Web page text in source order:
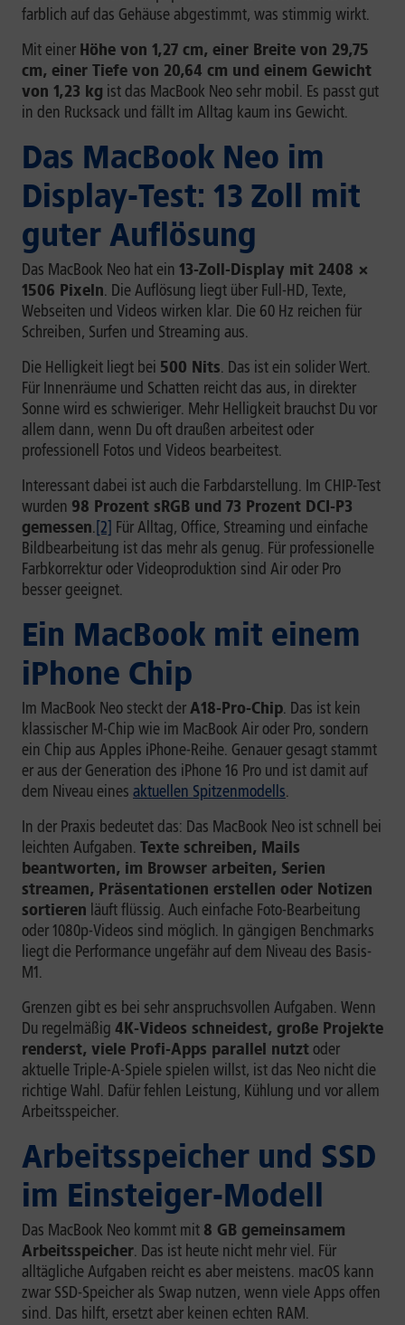
farblich auf das Gehäuse abgestimmt, was stimmig wirkt.
Mit einer Höhe von 1,27 cm, einer Breite von 29,75
cm, einer Tiefe von 20,64 cm und einem Gewicht
von 1,23 kg ist das MacBook Neo sehr mobil. Es passt gut
in den Rucksack und fällt im Alltag kaum ins Gewicht.
Das MacBook Neo im
Display-Test: 13 Zoll mit
guter Auflösung
Das MacBook Neo hat ein 13-Zoll-Display mit 2408 ×
1506 Pixeln. Die Auflösung liegt über Full-HD, Texte,
Webseiten und Videos wirken klar. Die 60 Hz reichen für
Schreiben, Surfen und Streaming aus.
Die Helligkeit liegt bei 500 Nits. Das ist ein solider Wert.
Für Innenräume und Schatten reicht das aus, in direkter
Sonne wird es schwieriger. Mehr Helligkeit brauchst Du vor
allem dann, wenn Du oft draußen arbeitest oder
professionell Fotos und Videos bearbeitest.
Interessant dabei ist auch die Farbdarstellung. Im CHIP-Test
wurden 98 Prozent sRGB und 73 Prozent DCI-P3
gemessen.[2] Für Alltag, Office, Streaming und einfache
Bildbearbeitung ist das mehr als genug. Für professionelle
Farbkorrektur oder Videoproduktion sind Air oder Pro
besser geeignet.
Ein MacBook mit einem
iPhone Chip
Im MacBook Neo steckt derA18-Pro-Chip. Das ist kein
klassischer M-Chip wie im MacBook Air oder Pro, sondern
ein Chip aus Apples iPhone-Reihe. Genauer gesagt stammt
er aus der Generation des iPhone 16 Pro und ist damit auf
dem Niveau eines aktuellen Spitzenmodells.
In der Praxis bedeutet das: Das MacBook Neo ist schnell bei
leichten Aufgaben. Texte schreiben, Mails
beantworten, im Browser arbeiten, Serien
streamen, Präsentationen erstellen oder Notizen
sortieren läuft flüssig. Auch einfache Foto-Bearbeitung
oder 1080p-Videos sind möglich. In gängigen Benchmarks
liegt die Performance ungefähr auf dem Niveau des Basis-
M1.
Grenzen gibt es bei sehr anspruchsvollen Aufgaben. Wenn
Du regelmäßig 4K-Videos schneidest, große Projekte
renderst, viele Profi-Apps parallel nutztoder
aktuelle Triple-A-Spiele spielen willst, ist das Neo nicht die
richtige Wahl. Dafür fehlen Leistung, Kühlung und vor allem
Arbeitsspeicher.
Arbeitsspeicher und SSD
im Einsteiger-Modell
Das MacBook Neo kommt mit 8 GB gemeinsamem
Arbeitsspeicher. Das ist heute nicht mehr viel. Für
alltägliche Aufgaben reicht es aber meistens. macOS kann
zwar SSD-Speicher als Swap nutzen, wenn viele Apps offen
sind. Das hilft, ersetzt aber keinen echten RAM.